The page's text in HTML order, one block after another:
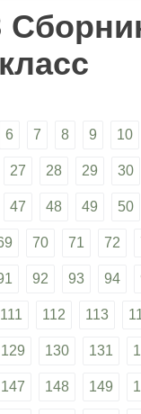
6 7 8 9 10
27 28 29 30
47 48 49 50
70 71 72
92 93 94
111 112 113
129 130 131
147 148 149